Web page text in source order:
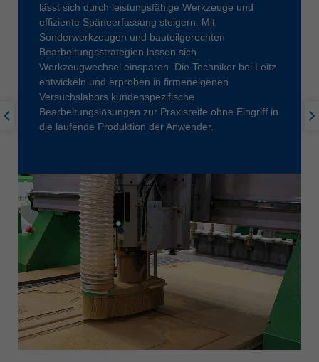
lässt sich durch leistungsfähige Werkzeuge und
effiziente Späneerfassung steigern. Mit
Sonderwerkzeugen und bauteilgerechten
Bearbeitungsstrategien lassen sich
Werkzeugwechsel einsparen. Die Techniker bei Leitz
entwickeln und erproben in firmeneigenen
Versuchslabors kundenspezifische
Bearbeitungslösungen zur Praxisreife ohne Eingriff in
die laufende Produktion der Anwender.